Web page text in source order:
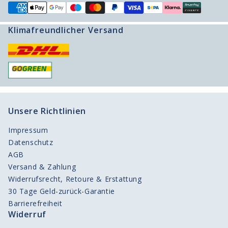
Klimafreundlicher Versand
Unsere Richtlinien
Impressum
Datenschutz
AGB
Versand & Zahlung
Widerrufsrecht, Retoure & Erstattung
30 Tage Geld-zurück-Garantie
Barrierefreiheit
Widerruf